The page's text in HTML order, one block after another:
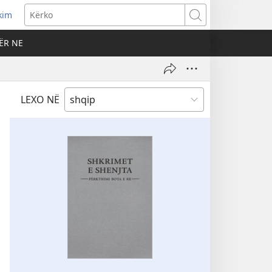
Kërko
NE
LEXO NË